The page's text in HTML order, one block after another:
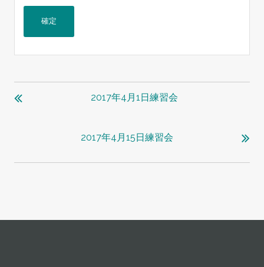
投
稿
2017年4月1日練習会
2017年4月15日練習会